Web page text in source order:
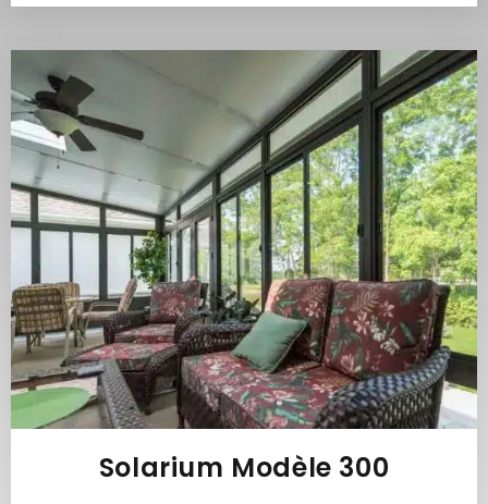
Solarium Modèle 300